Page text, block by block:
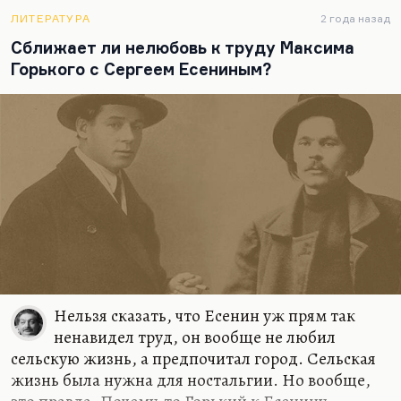
склад души.
По некоторым приметам, я думаю,…
ЛИТЕРАТУРА 2 года назад
Сближает ли нелюбовь к труду Максима
Горького с Сергеем Есениным?
Нельзя сказать, что Есенин уж прям так
ненавидел труд, он вообще не любил
сельскую жизнь, а предпочитал город. Сельская
жизнь была нужна для ностальгии. Но вообще,